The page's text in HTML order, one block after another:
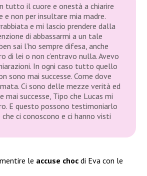
tutto il cuore e onestà a chiarire
e non per insultare mia madre.
e mi lascio prendere dalla
di abbassarmi a un tale
sai l’ho sempre difesa, anche
di lei o non c’entravo nulla. Avevo
In ogni caso tutto quello
sono mai successe. Come dove
.Ci sono delle mezze verità ed
mai successe, Tipo che Lucas mi
E questo possono testimoniarlo
ci conoscono e ci hanno visti
le accuse choc di Eva con le